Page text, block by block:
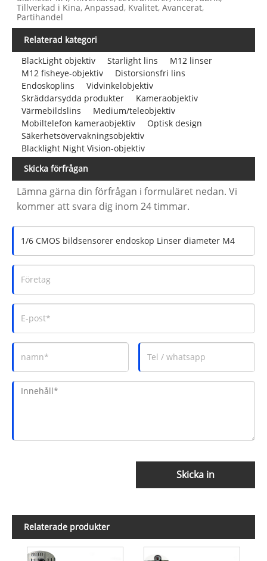
Tillverkad i Kina, Anpassad, Kvalitet, Avancerat,
Partihandel
Relaterad kategori
BlackLight objektiv
Starlight lins
M12 linser
M12 fisheye-objektiv
Distorsionsfri lins
Endoskoplins
Vidvinkelobjektiv
Skräddarsydda produkter
Kameraobjektiv
Värmebildslins
Medium/teleobjektiv
Mobiltelefon kameraobjektiv
Optisk design
Säkerhetsövervakningsobjektiv
Blacklight Night Vision-objektiv
Skicka förfrågan
Lämna gärna din förfrågan i formuläret nedan. Vi
kommer att svara dig inom 24 timmar.
Skicka in
Relaterade produkter